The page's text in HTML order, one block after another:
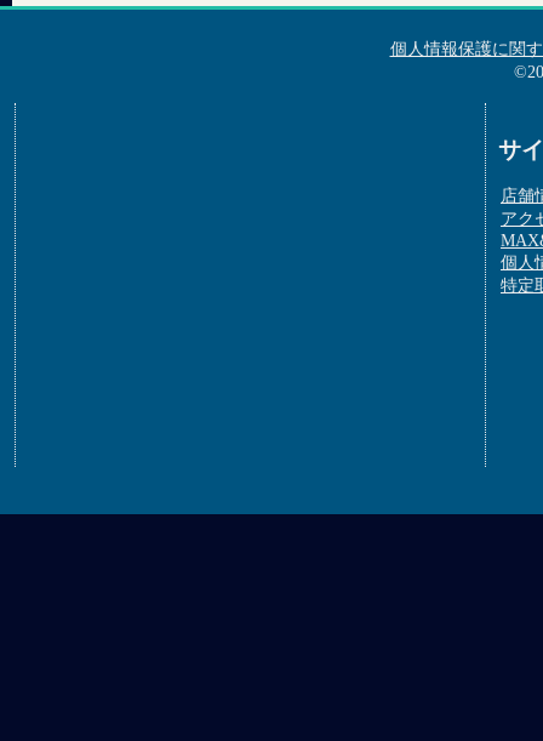
個人情報保護に関
サ
店舗
アク
個人
特定